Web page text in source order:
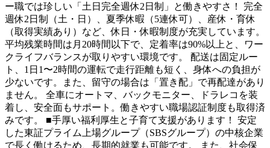
ー職では珍しい「土日完全週休2日制」と働きやすさ！ 完全
週休2日制（土・日）、夏季休暇（5連休可）、産休・育休
（取得実績あり）など、休日・休暇制度が充実しています。
平均残業時間は月20時間以下で、定着率は90%以上と、ワー
クライフバランスが取りやすい環境です。 配送は固定ルー
ト、1日1〜2時間の運転で走行距離も短く、身体への負担が
少ないです。また、留守の場合は「置き配」で再配達があり
ません。 全車にオートマ、バックモニター、ドラレコを装
着し、安全面もサポート。働きやすい職場認証制度も取得済
みです。 ■手厚い福利厚生と子育て支援があります！ 安定
した東証プライム上場グループ（SBSグループ）の中核企業
で長く働けるため、長期的就業も可能です。 また、社会保